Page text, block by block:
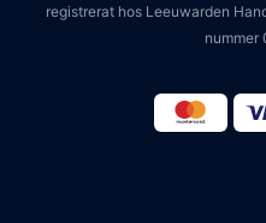
registrerat hos Leeuwarden
nummer